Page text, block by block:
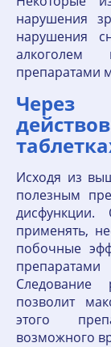
нарушения
нарушения
алкоголем
препаратами
Через
Исходя из
полезным
применять,
побочные
позволит
этого
возможного